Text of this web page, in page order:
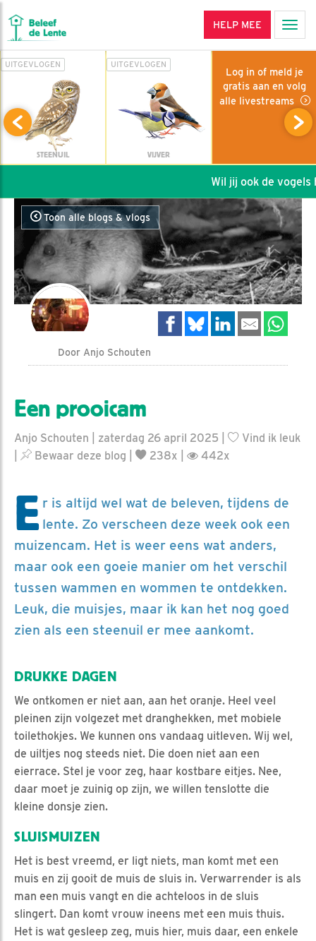
HELP MEE
UITGEVLOGEN
STEENUIL
UITGEVLOGEN
VIJVER
Log in of meld je
gratis aan en volg
alle livestreams
Wil jij ook de vogels
Toon alle blogs & vlogs
Door Anjo Schouten
Een prooicam
Anjo Schouten | zaterdag 26 april 2025 |
Vind ik leuk
Bewaar deze blog 238x | 442x
E r is altijd wel wat de beleven, tijdens de
lente. Zo verscheen deze week ook een
muizencam. Het is weer eens wat anders,
maar ook een goeie manier om het verschil
tussen wammen en wommen te ontdekken.
Leuk, die muisjes, maar ik kan het nog goed
zien als een steenuil er mee aankomt.
DRUKKE DAGEN
We ontkomen er niet aan, aan het oranje. Heel veel
pleinen zijn volgezet met dranghekken, met mobiele
toilethokjes. We kunnen ons vandaag uitleven. Wij wel,
de uiltjes nog steeds niet. Die doen niet aan een
eierrace. Stel je voor zeg, haar kostbare eitjes. Nee,
daar moet je zuinig op zijn, we willen tenslotte die
kleine donsje zien.
SLUISMUIZEN
Het is best vreemd, er ligt niets, man komt met een
muis en zij gooit de muis de sluis in. Verwarrender is als
man een muis vangt en die achteloos in de sluis
slingert. Dan komt vrouw ineens met een muis thuis.
Het is wat gesleep zeg, muis hier, muis daar, een enkele